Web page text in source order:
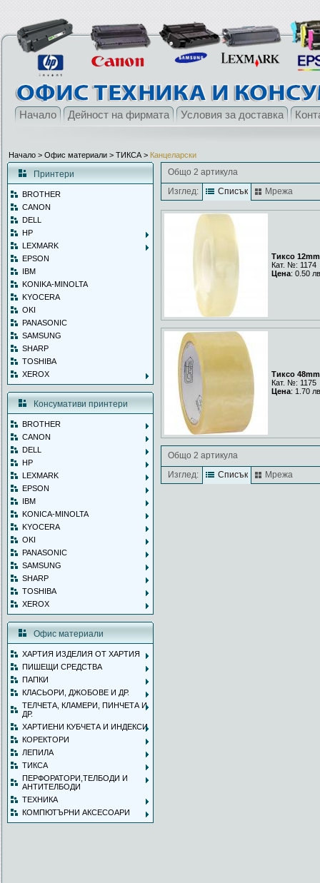
Начало Дейност на фирмата Условия за доставка
Начало > Офис материали > ТИКСА > Канцеларски
Принтери
BROTHER
CANON
DELL
HP
LEXMARK
EPSON
IBM
KONIKA-MINOLTA
KYOCERA
OKI
PANASONIC
SAMSUNG
SHARP
TOSHIBA
XEROX
Консумативи принтери
BROTHER
CANON
DELL
HP
LEXMARK
EPSON
IBM
KONICA-MINOLTA
KYOCERA
OKI
PANASONIC
SAMSUNG
SHARP
TOSHIBA
XEROX
Офис материали
ХАРТИЯ ИЗДЕЛИЯ ОТ ХАРТИЯ
ПИШЕЩИ СРЕДСТВА
ПАПКИ
КЛАСЬОРИ, ДЖОБОВЕ И ДР.
ТЕЛЧЕТА, КЛАМЕРИ, ПИНЧЕТА И
ДР.
ХАРТИЕНИ КУБЧЕТА И ИНДЕКСИ
КОРЕКТОРИ
ЛЕПИЛА
ТИКСА
ПЕРФОРАТОРИ,ТЕЛБОДИ И
АНТИТЕЛБОДИ
ТЕХНИКА
КОМПЮТЪРНИ АКСЕСОАРИ
Общо 2 артикула
Изглед:
Списък Мрежа
Тиксо
Кат. №: 1174
Цена: 0.50
Тиксо
Кат. №: 1175
Цена: 1.70
Общо 2 артикула
Изглед:
Списък Мрежа